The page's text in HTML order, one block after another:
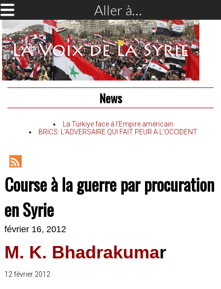
Aller à…
News
La Türkiye face à l’Empire américain
BRICS: L’ADVERSAIRE QUI FAIT PEUR A L’OCCIDENT
RSS
Feed
Course à la guerre par procuration
en Syrie
février 16, 2012
M. K. Bhadrakumar
12 février 2012